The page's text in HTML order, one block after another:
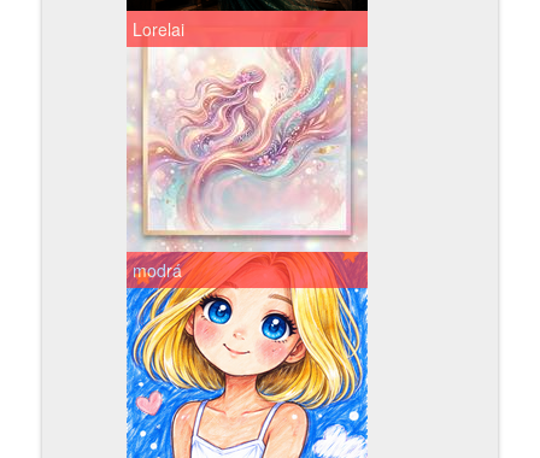
Lorelai
modrá